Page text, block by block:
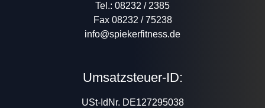
Tel.: 08232 / 2385
Fax 08232 / 75238
info@spiekerfitness.de
Umsatzsteuer-ID:
USt-IdNr. DE127295038